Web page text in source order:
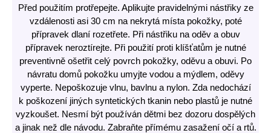
Před použitím protřepejte. Aplikujte pravidelnými nástřiky ze
vzdálenosti asi 30 cm na nekrytá místa pokožky, poté
přípravek dlaní rozetřete. Při nástřiku na oděv a obuv
přípravek neroztírejte. Při použití proti klíšťatům je nutné
preventivně ošetřit celý povrch pokožky, oděvu a obuvi. Po
návratu domů pokožku umyjte vodou a mýdlem, oděvy
vyperte. Nepoškozuje vlnu, bavlnu a nylon. Zda nedochází
k poškození jiných syntetických tkanin nebo plastů je nutné
vyzkoušet. Nesmí být používán dětmi bez dozoru dospělých
a jinak než dle návodu. Zabraňte přímému zasažení očí a rtů.